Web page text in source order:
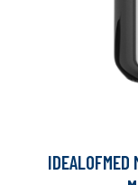
IDEALOFMED